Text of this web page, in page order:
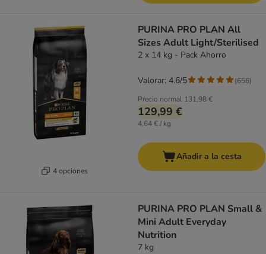
4 opciones
PURINA PRO PLAN All
Sizes Adult Light/Sterilised
2 x 14 kg - Pack Ahorro
Precio normal 131,98 €
129,99 €
4,64 € / kg
Valorar: 4.6/5 (656)
Añadir a la cesta
PURINA PRO PLAN Small &
Mini Adult Everyday
Nutrition
7 kg